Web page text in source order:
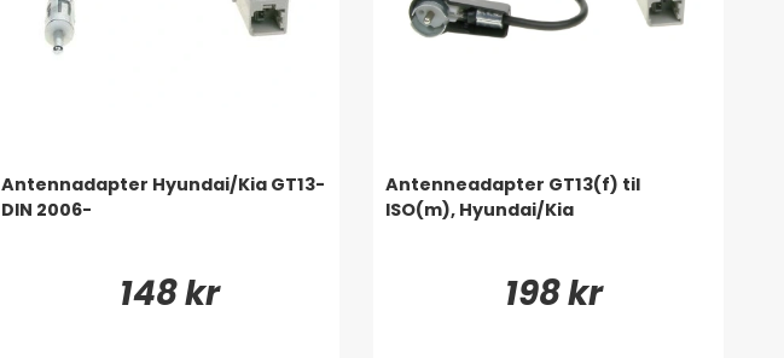
Antennadapter Hyundai/Kia GT13-
DIN 2006-
148 kr
Antenneadapter GT13(f) til
ISO(m), Hyundai/Kia
198 kr